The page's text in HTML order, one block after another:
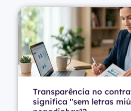
Transparência no
significa "sem letras